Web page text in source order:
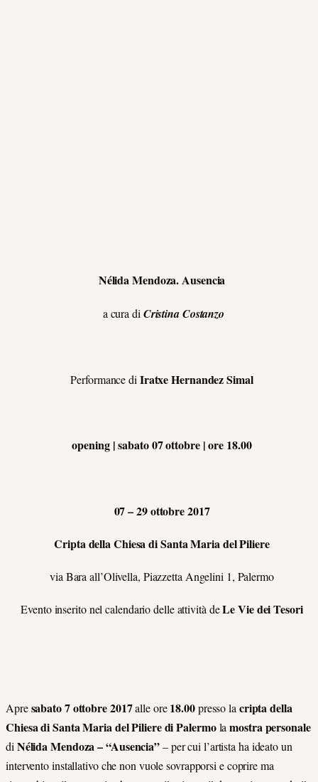
Nélida Mendoza. Ausencia
a cura di Cristina Costanzo
Performance di Iratxe Hernandez Simal
opening | sabato 07 ottobre | ore 18.00
07 – 29 ottobre 2017
Cripta della Chiesa di Santa Maria del Piliere
via Bara all’Olivella, Piazzetta Angelini 1, Palermo
Evento inserito nel calendario delle attività deLe Vie dei Tesori
Apresabato7 ottobre 2017alle ore18.00presso la cripta della
Chiesa di Santa Maria del Piliere di Palermolamostra personale
diNélida Mendoza – “Ausencia”– per cui l’artista ha ideato un
intervento installativo che non vuole sovrapporsi e coprire ma